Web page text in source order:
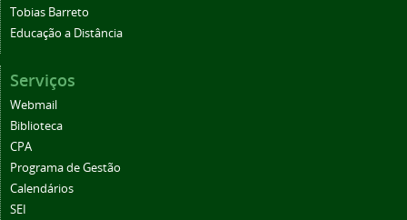
Tobias Barreto
Educação a Distância
Serviços
Webmail
Biblioteca
CPA
Programa de Gestão
Calendários
SEI